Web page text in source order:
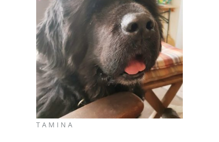
T A M I N A